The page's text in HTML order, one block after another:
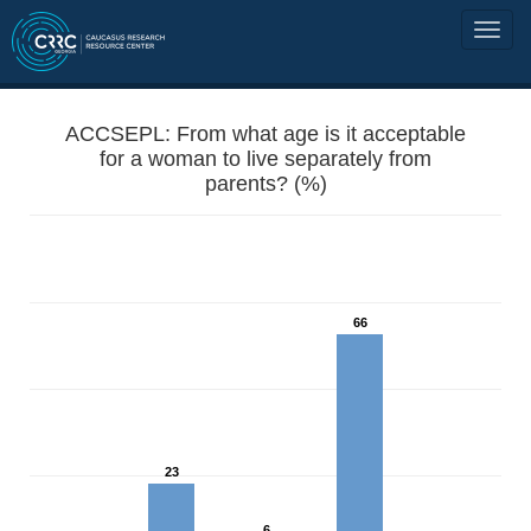
ACCSEPL: From what age is it acceptable
for a woman to live separately from
parents? (%)
23
66